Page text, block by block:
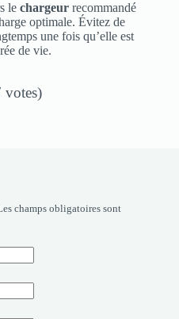
le chargeur recommandé
optimale. Évitez de
une fois qu’elle est
de vie.
votes)
champs obligatoires sont